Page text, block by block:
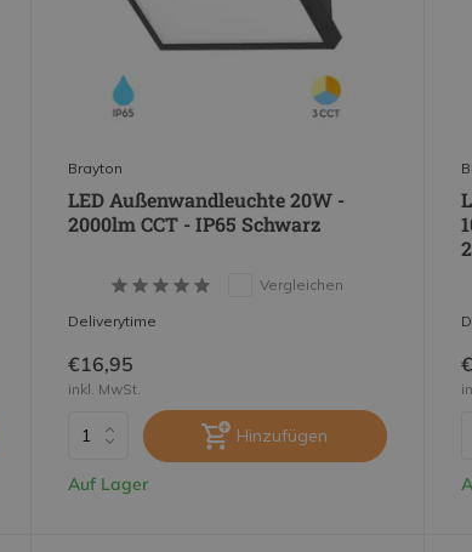
Brayton
LED Außenwandleuchte 20W -
2000lm CCT - IP65 Schwarz
Vergleichen
Deliverytime
€16,95
inkl. MwSt.
Hinzufügen
Auf Lager